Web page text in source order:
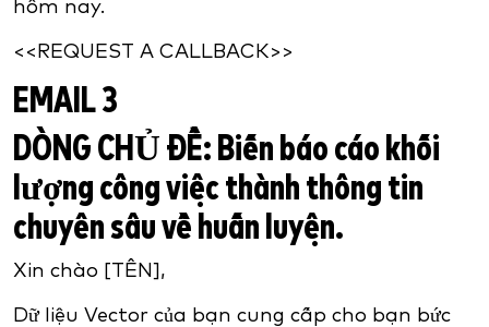
hôm nay.
<<REQUEST A CALLBACK>>
EMAIL 3
DÒNG CHỦ ĐỀ: Biến báo cáo khối
lượng công việc thành thông tin
chuyên sâu về huấn luyện.
Xin chào [TÊN],
Dữ liệu Vector của bạn cung cấp cho bạn bức